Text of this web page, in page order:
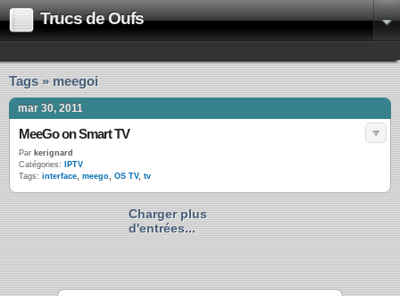
Trucs de Oufs
Tags » meegoi
mar 30, 2011
MeeGo on Smart TV
Par kerignard
Catégories:
IPTV
Tags: interface, meego, OS TV, tv
Charger plus
d'entrées...